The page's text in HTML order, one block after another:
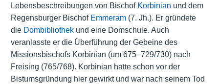
Lebensbeschreibungen von Bischof Korbinian und dem
Regensburger Bischof Emmeram(7. Jh.). Er gründete
die Dombibliothekund eine Domschule. Auch
veranlasste er die Überführung der Gebeine des
Missionsbischofs Korbinian (um 675–729/730) nach
Freising (765/768). Korbinian hatte schon vor der
Bistumsgründung hier gewirkt und war nach seinem Tod